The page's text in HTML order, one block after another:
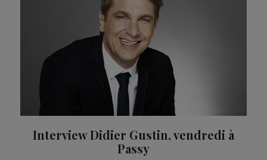
Interview Didier Gustin, vendredi à
Passy